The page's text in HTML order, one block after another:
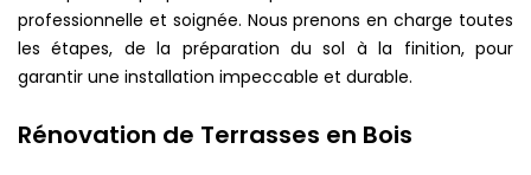
professionnelle et soignée. Nous prenons en charge toutes
les étapes, de la préparation du sol à la finition, pour
garantir une installation impeccable et durable.
Rénovation de Terrasses en Bois